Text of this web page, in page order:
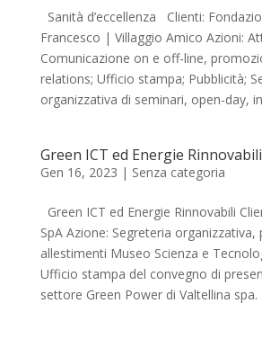
Sanità d’eccellenza Clienti:
Francesco | Villaggio Amico Azioni:
Comunicazione on e off-line,
relations; Ufficio stampa; Pubblicità;
organizzativa di seminari, open-day,
Green ICT ed Energie Rinnovabili
Gen 16, 2023 | Senza categoria
Green ICT ed Energie Rinnovabili
SpA Azione: Segreteria
allestimenti Museo Scienza e
Ufficio stampa del convegno di
settore Green Power di Valtellina spa.